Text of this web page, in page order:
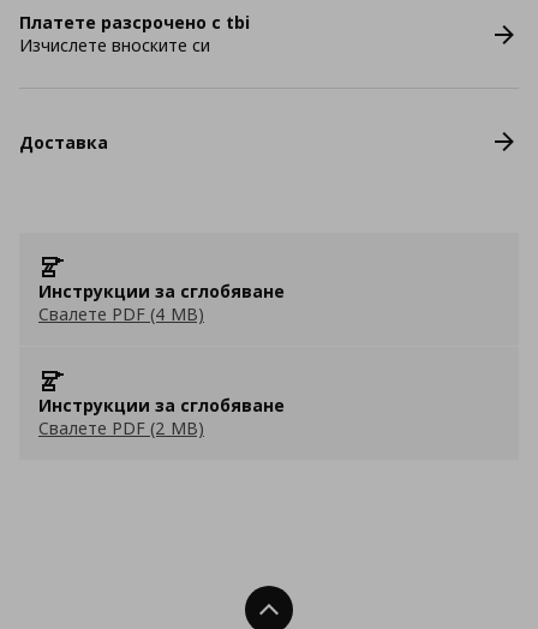
Платете разсрочено с tbi
Изчислете вноските си
Доставка
Инструкции за сглобяване
Свалете PDF (4 MB)
Инструкции за сглобяване
Свалете PDF (2 MB)
Нагоре